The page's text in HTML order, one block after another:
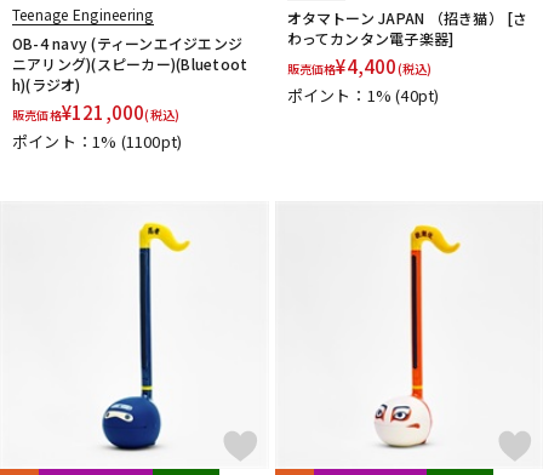
Teenage Engineering
OB-4 navy (ティーンエイジエンジ
ニアリング)(スピーカー)(Bluetoot
h)(ラジオ)
販売価格¥121,000(税込)
ポイント：1% (1100pt)
オタマトーン JAPAN （招き猫） [さ
わってカンタン電子楽器]
販売価格¥4,400(税込)
ポイント：1%(40pt)